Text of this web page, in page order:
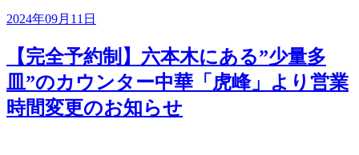
2024年09月11日
【完全予約制】六本木にある”少量多
皿”のカウンター中華「虎峰」より営業
時間変更のお知らせ